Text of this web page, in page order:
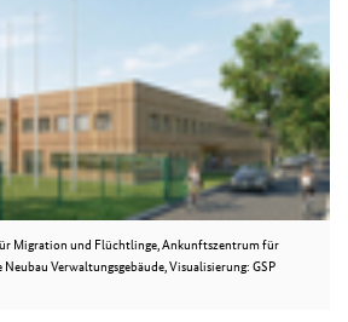
Migration und Flüchtlinge, Ankunftszentrum für
Verwaltungsgebäude, Visualisierung: GSP